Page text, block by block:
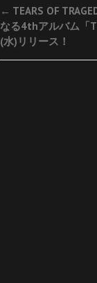
Post
navigation
← TEARS OF
なる4thアルバム「
(水)リリース！